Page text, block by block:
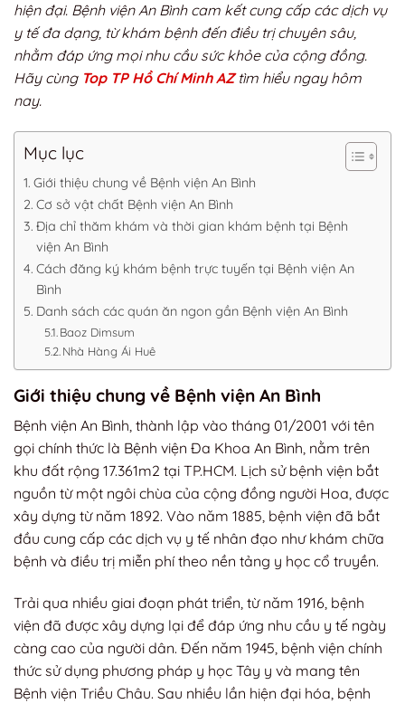
hiện đại. Bệnh viện An Bình cam kết cung cấp các dịch vụ
y tế đa dạng, từ khám bệnh đến điều trị chuyên sâu,
nhằm đáp ứng mọi nhu cầu sức khỏe của cộng đồng.
Hãy cùng Top TP Hồ Chí Minh AZtìm hiểu ngay hôm
nay.
Mục lục
Giới thiệu chung về Bệnh viện An Bình
Cơ sở vật chất Bệnh viện An Bình
Địa chỉ thăm khám và thời gian khám bệnh tại Bệnh
viện An Bình
Cách đăng ký khám bệnh trực tuyến tại Bệnh viện An
Bình
Danh sách các quán ăn ngon gần Bệnh viện An Bình
Baoz Dimsum
Nhà Hàng Ái Huê
Giới thiệu chung về Bệnh viện An Bình
Bệnh viện An Bình, thành lập vào tháng 01/2001 với tên
gọi chính thức là Bệnh viện Đa Khoa An Bình, nằm trên
khu đất rộng 17.361m2 tại TP.HCM. Lịch sử bệnh viện bắt
nguồn từ một ngôi chùa của cộng đồng người Hoa, được
xây dựng từ năm 1892. Vào năm 1885, bệnh viện đã bắt
đầu cung cấp các dịch vụ y tế nhân đạo như khám chữa
bệnh và điều trị miễn phí theo nền tảng y học cổ truyền.
Trải qua nhiều giai đoạn phát triển, từ năm 1916, bệnh
viện đã được xây dựng lại để đáp ứng nhu cầu y tế ngày
càng cao của người dân. Đến năm 1945, bệnh viện chính
thức sử dụng phương pháp y học Tây y và mang tên
Bệnh viện Triều Châu. Sau nhiều lần hiện đại hóa, bệnh